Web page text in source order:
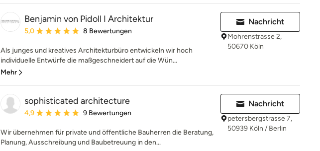
Benjamin von Pidoll I Architektur
Durchschnittliche Bewertung: 5 von 5 Sternen
5,0 8 Bewertungen
Als junges und kreatives Architekturbüro entwickeln wir hoch
individuelle Entwürfe die maßgeschneidert auf die Wün...
Mehr
Nachricht
Mohrenstrasse 2,
50670 Köln
sophisticated architecture
Durchschnittliche Bewertung: 4.9 von 5 Sternen
4,9 9 Bewertungen
Wir übernehmen für private und öffentliche Bauherren die Beratung,
Planung, Ausschreibung und Baubetreuung in den...
Nachricht
petersbergstrasse 7,
50939 Köln / Berlin